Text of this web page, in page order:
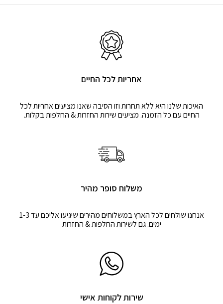
אחריות לכל החיים
האיכות שלנו היא ללא תחרות וזו הסיבה שאנו מציעים אחריות לכל
החיים עם כל הזמנה. מציעים שירות החזרות & החלפות בקלות.
משלוח סופר מהיר
אנחנו שולחים לכל הארץ במשלוחים מהירים שיגיעו אליכם עד 1-3
ימים. גם לשירות החלפות & החזרות
שירות לקוחות אישי